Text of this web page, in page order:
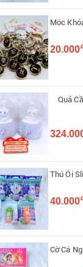
Móc
20.000đ
Quả
Thú Ói
40.000đ
Cờ Cá